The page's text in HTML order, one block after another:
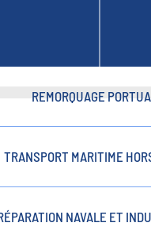
REMORQUAGE
TRANSPORT MARITIME
NAVALE ET